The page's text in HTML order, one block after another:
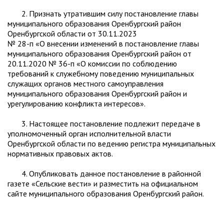
2. Признать утратившим силу постановление главы
муниципального образования Оренбургский район
Оренбургской области от 30.11.2023
№ 28-п «О внесении изменений в постановление главы
муниципального образования Оренбургский район от
20.11.2020 № 36-п «О комиссии по соблюдению
требований к служебному поведению муниципальных
служащих органов местного самоуправления
муниципального образования Оренбургский район и
урегулированию конфликта интересов».
3. Настоящее постановление подлежит передаче в
уполномоченный орган исполнительной власти
Оренбургской области по ведению регистра муниципальных
нормативных правовых актов.
4. Опубликовать данное постановление в районной
газете «Сельские вести» и разместить на официальном
сайте муниципального образования Оренбургский район.